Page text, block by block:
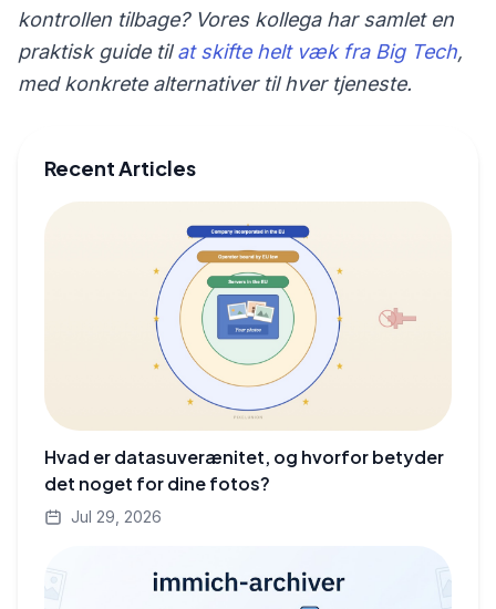
kontrollen tilbage? Vores kollega har samlet en
praktisk guide tilat skifte helt væk fra Big Tech,
med konkrete alternativer til hver tjeneste.
Recent Articles
Hvad er datasuverænitet, og hvorfor betyder
det noget for dine fotos?
Jul 29, 2026